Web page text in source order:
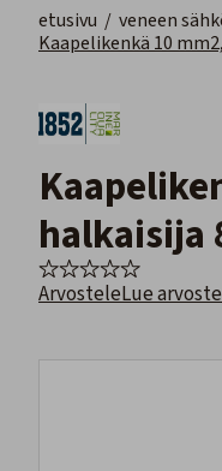
etusivu / veneen
Kaapelikenkä 10
Kaapelikenkä 10 mm2,
halkaisija
ArvosteleLue